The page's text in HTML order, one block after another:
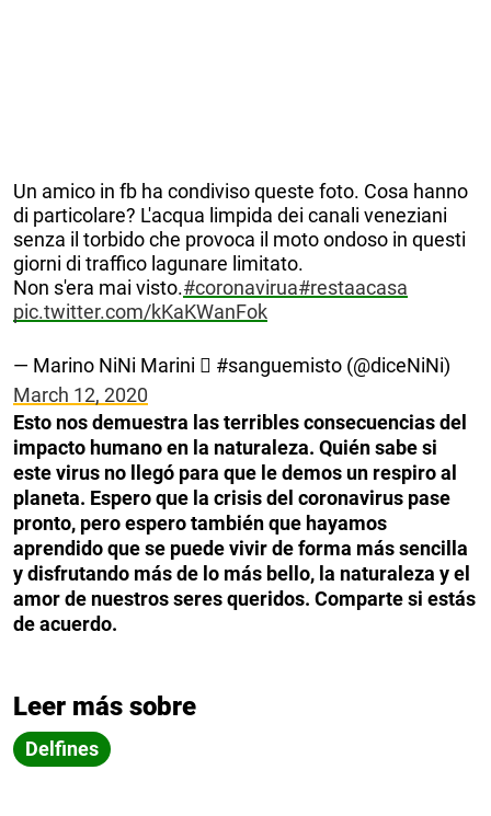
Un amico in fb ha condiviso queste foto. Cosa hanno
di particolare? L'acqua limpida dei canali veneziani
senza il torbido che provoca il moto ondoso in questi
giorni di traffico lagunare limitato.
Non s'era mai visto.#coronavirua#restaacasa
pic.twitter.com/kKaKWanFok
— Marino NiNi Marini  #sanguemisto (@diceNiNi)
March 12, 2020
Esto nos demuestra las terribles consecuencias del
impacto humano en la naturaleza. Quién sabe si
este virus no llegó para que le demos un respiro al
planeta. Espero que la crisis del coronavirus pase
pronto, pero espero también que hayamos
aprendido que se puede vivir de forma más sencilla
y disfrutando más de lo más bello, la naturaleza y el
amor de nuestros seres queridos. Comparte si estás
de acuerdo.
Leer más sobre
Delfines